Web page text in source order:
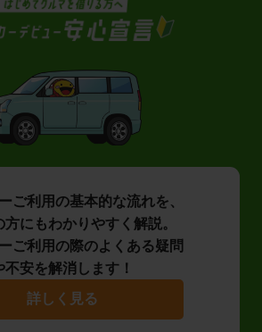
ご利用の基本的な流れを、
にもわかりやすく解説。
ご利用の際のよくある疑問
不安を解消します！
詳しく見る